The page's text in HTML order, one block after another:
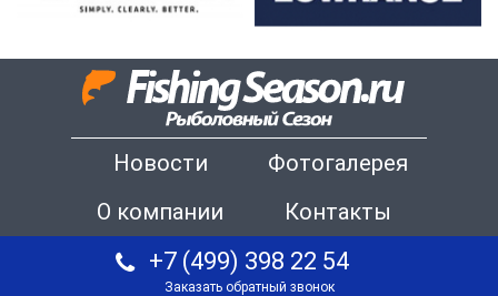
Новости
Фотогалерея
О компании
Контакты
+7 (499) 398 22 54
Заказать обратный звонок